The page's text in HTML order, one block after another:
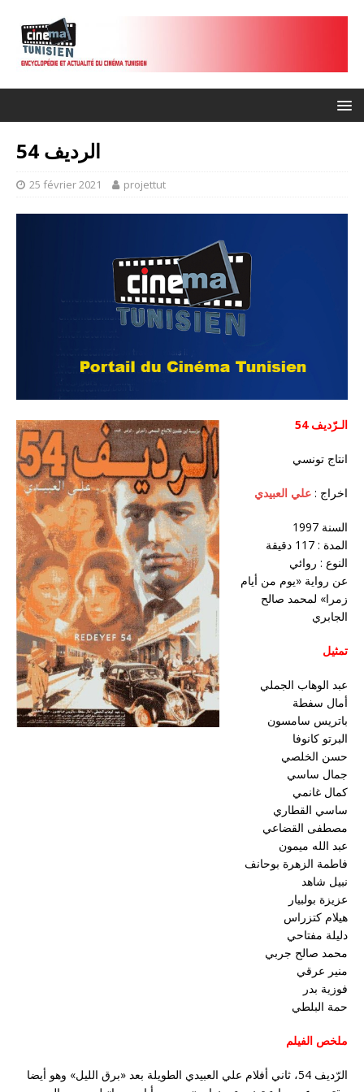
الرديف 54
25 février 2021 projettut
الـرّديف 54
انتاج تونسي
اخراج : علي العبيدي
السنة 1997
المدة : 117 دقيقة
النوع : روائي
عن رواية «يوم من أيام
زمرا» لمحمد صالح
الجابري
تمثيل
عبد الوهاب الجملي
أمال سفطة
باتريس سامسون
البرتو كانوفا
حسن الخلصي
جمال ساسي
كمال غانمي
ساسي القطاري
مصطفى القضاعي
عبد الله ميمون
فاطمة الزهرة بوحانف
نبيل شاهد
عزيزة بولبيار
هيلام كتزراس
دليلة مفتاحي
محمد صالح جربي
منير عرقي
فوزية بدر
حمة البلطي
ملخص الفيلم
الرّديف 54، ثاني أفلام علي العبيدي الطويلة بعد «برق الليل» وهو أيضا